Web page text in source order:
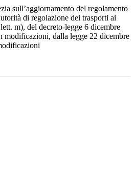
sull’aggiornamento del regolamento
di regolazione dei trasporti ai
m), del decreto-legge 6 dicembre
modificazioni, dalla legge 22 dicembre